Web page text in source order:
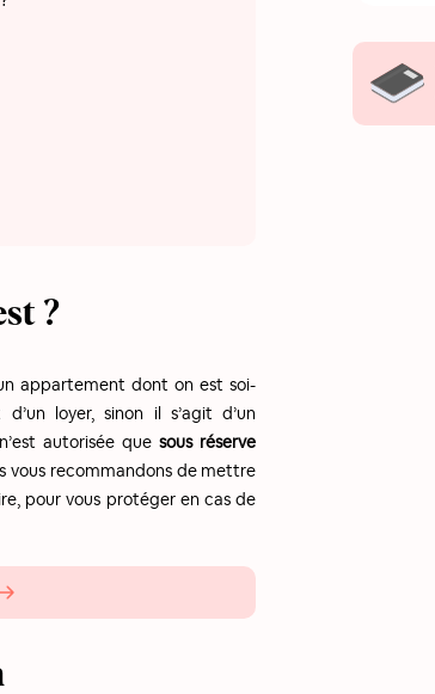
?
appartement dont on est soi-
loyer, sinon il s’agit d’un
autorisée quesous réserve
vous recommandons de mettre
pour vous protéger en cas de